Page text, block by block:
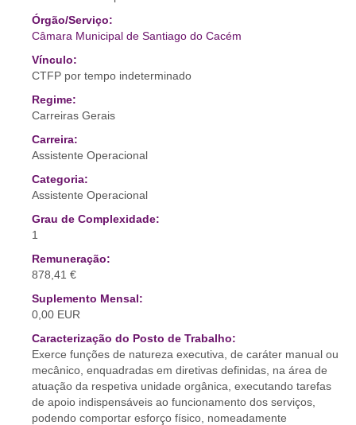
Órgão/Serviço:
Câmara Municipal de Santiago do Cacém
Vínculo:
CTFP por tempo indeterminado
Regime:
Carreiras Gerais
Carreira:
Assistente Operacional
Categoria:
Assistente Operacional
Grau de Complexidade:
1
Remuneração:
878,41 €
Suplemento Mensal:
0,00 EUR
Caracterização do Posto de Trabalho:
Exerce funções de natureza executiva, de caráter manual ou
mecânico, enquadradas em diretivas definidas, na área de
atuação da respetiva unidade orgânica, executando tarefas
de apoio indispensáveis ao funcionamento dos serviços,
podendo comportar esforço físico, nomeadamente